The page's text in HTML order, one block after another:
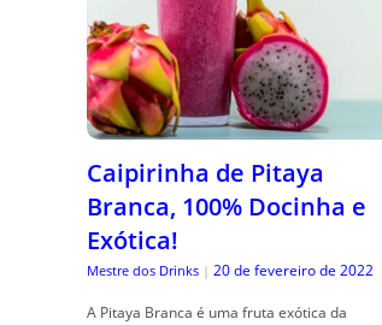
Caipirinha de Pitaya
Branca, 100% Docinha e
Exótica!
Mestre dos Drinks | 20 de fevereiro de 2022
A Pitaya Branca é uma fruta exótica da